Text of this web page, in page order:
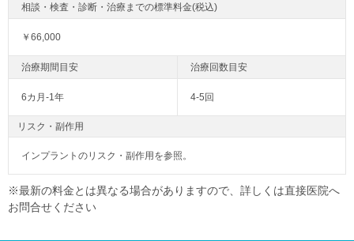
￥66,000
6カ月-1年 4-5回
リスク・副作用
インプラントのリスク・副作用を参照。
※最新の料金とは異なる場合がありますので、詳しくは直接医院へ
お問合せください